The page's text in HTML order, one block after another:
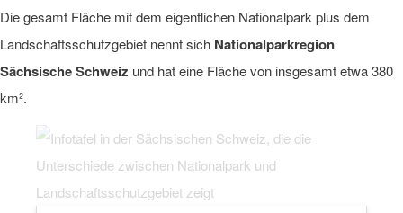
Die gesamt Fläche mit dem eigentlichen Nationalpark plus dem
Landschaftsschutzgebiet nennt sich Nationalparkregion
Sächsische Schweiz und hat eine Fläche von insgesamt etwa 380
km².